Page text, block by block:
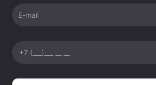
E-mail